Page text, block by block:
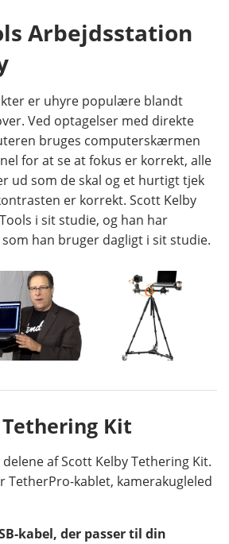
Arbejdsstation
er uhyre populære blandt
Ved optagelser med direkte
bruges computerskærmen
for at se at fokus er korrekt, alle
ud som de skal og et hurtigt tjek
er korrekt. Scott Kelby
i sit studie, og han har
han bruger dagligt i sit studie.
Kit
af Scott Kelby Tethering Kit.
TetherPro-kablet, kamerakugleled
kabel, der passer til din